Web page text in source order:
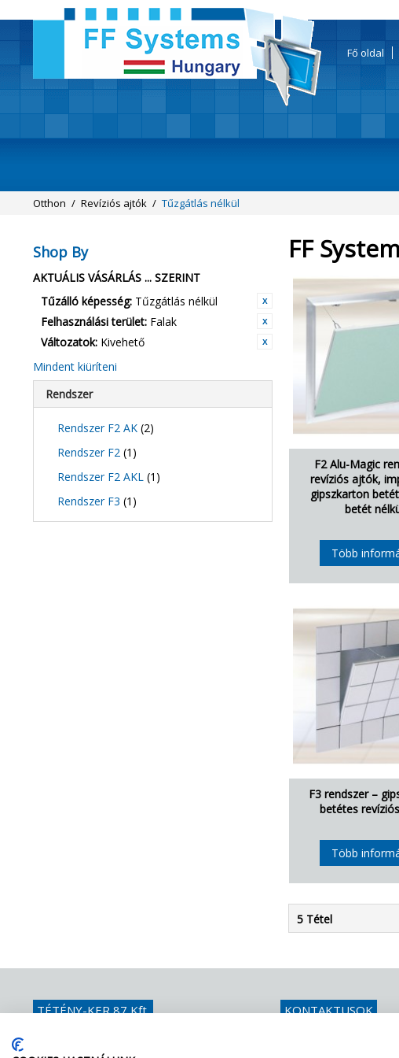
Fő oldal
Otthon / Revíziós ajtók / Tűzgátlás nélkül
Shop By
AKTUÁLIS VÁSÁRLÁS ... SZERINT
Tűzálló képesség: Tűzgátlás nélkül
Felhasználási terület: Falak
Változatok: Kivehető
Mindent kiüríteni
Rendszer
Rendszer F2 AK (2)
Rendszer F2 (1)
Rendszer F2 AKL (1)
Rendszer F3 (1)
FF
F2 Alu-Magic
revíziós ajtók,
gipszkarton
betét
Több
F3 rendszer –
betétes
Több
5 Tétel
TÉTÉNY-KER 87 Kft. KONTAKTUSOK